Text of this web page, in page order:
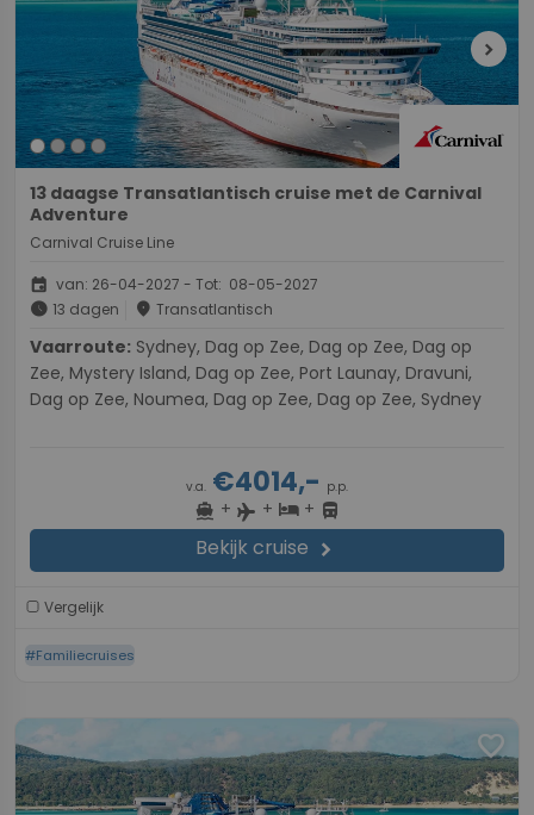
chevron_right
13 daagse Transatlantisch cruise met de Carnival
Adventure
Carnival Cruise Line
event van: 26-04-2027 - Tot: 08-05-2027
schedule 13 dagen place Transatlantisch
Vaarroute:
Zee, Mystery Island, Dag op Zee, Port Launay, Dravuni,
Dag op Zee, Noumea, Dag op Zee, Dag op Zee, Sydney
v.a. €4014,- p.p.
directions_boat + flight + hotel+ directions_bus
Bekijk cruise chevron_right
Vergelijk
#Familiecruises
favorite